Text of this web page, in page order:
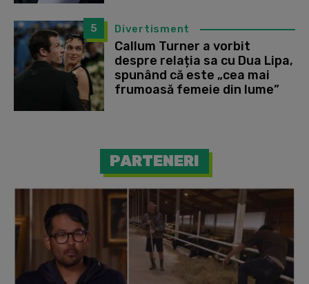
5 Divertisment
Callum Turner a vorbit
despre relația sa cu Dua Lipa,
spunând că este „cea mai
frumoasă femeie din lume”
PARTENERI